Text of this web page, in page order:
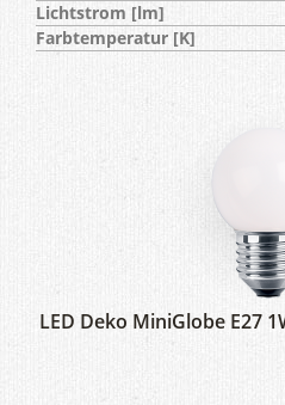
Lichtstrom [lm]
Farbtemperatur [K]
LED Deko MiniGlobe E27